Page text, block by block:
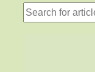
検
索